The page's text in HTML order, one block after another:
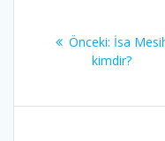
gezinmesi
Önceki: Önceki
yazı:
İsa
kimdir?